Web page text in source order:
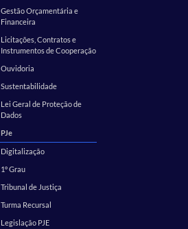
Gestão Orçamentária e
Financeira
Licitações, Contratos e
Instrumentos de Cooperação
Ouvidoria
Sustentabilidade
Lei Geral de Proteção de
Dados
PJe
Digitalização
1º Grau
Tribunal de Justiça
Turma Recursal
Legislação PJE